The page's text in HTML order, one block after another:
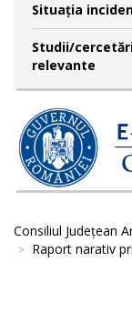
Situația
Studii/
relevante
Consiliul Județean
Raport narativ